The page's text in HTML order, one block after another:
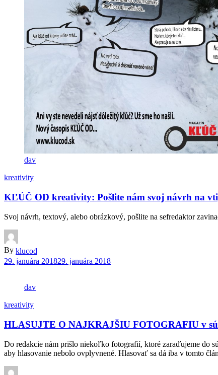
dav
kreativity
KĽÚČ OD kreativity: Pošlite nám svoj návrh na
Svoj návrh, textový, alebo obrázkový, pošlite na sefredaktor
By klucod
29. januára 201829. januára 2018
dav
kreativity
HLASUJTE O NAJKRAJŠIU FOTOGRAFIU v
Do redakcie nám prišlo niekoľko fotografií, ktoré zaraďujeme do
aby hlasovanie nebolo ovplyvnené. Hlasovať sa dá iba v tomto